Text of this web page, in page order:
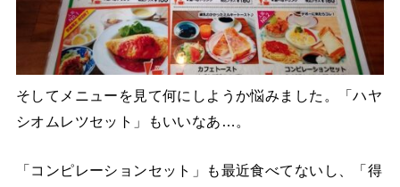
そしてメニューを見て何にしようか悩みました。「ハヤ
シオムレツセット」もいいなあ…。
「コンピレーションセット」も最近食べてないし、「得